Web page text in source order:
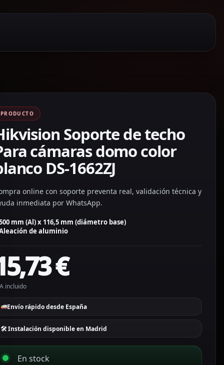
PRODUCTO
Soporte de techo
cámaras domo color
DS-1662ZJ
online con soporte preventa real, validación técnica y
inmediata por WhatsApp.
mm (Al) x 116,5 mm (diámetro base)
de aluminio
€
incluido
Envío rápido desde España
🛠 Instalación disponible en Madrid
En stock